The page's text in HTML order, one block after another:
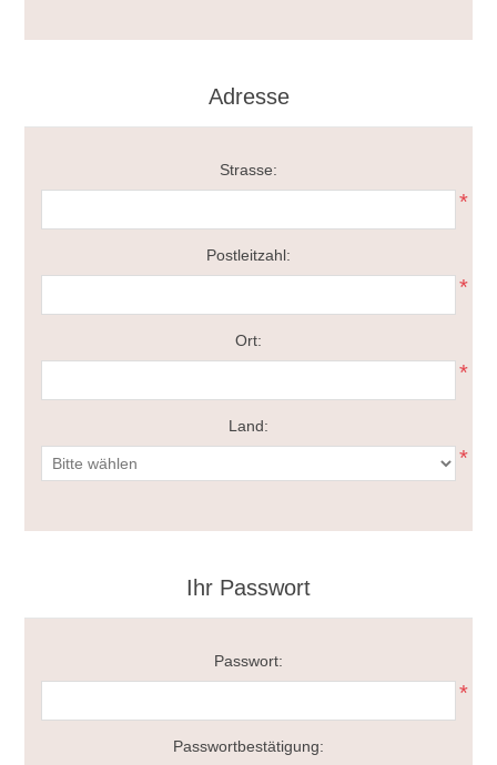
Adresse
Strasse:
*
Postleitzahl:
*
Ort:
*
Land:
*
Ihr Passwort
Passwort:
*
Passwortbestätigung: